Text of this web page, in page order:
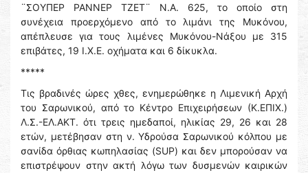
¨ΣΟΥΠΕΡ ΡΑΝΝΕΡ ΤΖΕΤ¨ Ν.Α. 625, το οποίο στη
συνέχεια προερχόμενο από το λιμάνι της Μυκόνου,
απέπλευσε για τους λιμένες Μυκόνου-Νάξου με 315
επιβάτες, 19 Ι.Χ.Ε. οχήματα και 6 δίκυκλα.
*****
Τις βραδινές ώρες χθες, ενημερώθηκε η Λιμενική Αρχή
του Σαρωνικού, από το Κέντρο Επιχειρήσεων (Κ.ΕΠΙΧ.)
Λ.Σ.-ΕΛ.ΑΚΤ. ότι τρεις ημεδαποί, ηλικίας 29, 26 και 28
ετών, μετέβησαν στη ν. Υδρούσα Σαρωνικού κόλπου με
σανίδα όρθιας κωπηλασίας (SUP) και δεν μπορούσαν να
επιστρέψουν στην ακτή λόγω των δυσμενών καιρικών